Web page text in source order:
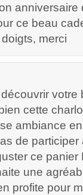
anniversaire
ce beau
merci
votre
cette
ambiance en
de participer
ce
une
profite pour